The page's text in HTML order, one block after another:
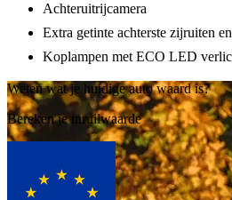
Achteruitrijcamera
Extra getinte achterste zijruiten
Koplampen met ECO LED
Weten wat je huidige auto waard is?
Bereken je inruilwaarde